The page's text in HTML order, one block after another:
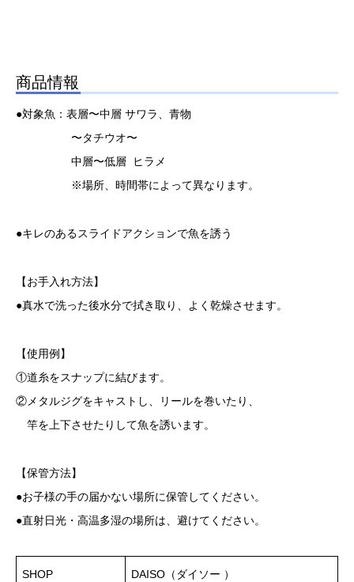
商品情報
●対象魚：表層〜中層 サワラ、青物
〜タチウオ〜
中層〜低層 ヒラメ
※場所、時間帯によって異なります。
●キレのあるスライドアクションで魚を誘う
【お手入れ方法】
●真水で洗った後水分で拭き取り、よく乾燥させます。
【使用例】
①道糸をスナップに結びます。
②メタルジグをキャストし、リールを巻いたり、
竿を上下させたりして魚を誘います。
【保管方法】
●お子様の手の届かない場所に保管してください。
●直射日光・高温多湿の場所は、避けてください。
SHOP DAISO（ダイソー ）